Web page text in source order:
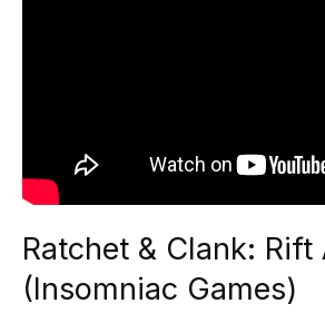
Ratchet & Clank: Rift
(Insomniac Games)